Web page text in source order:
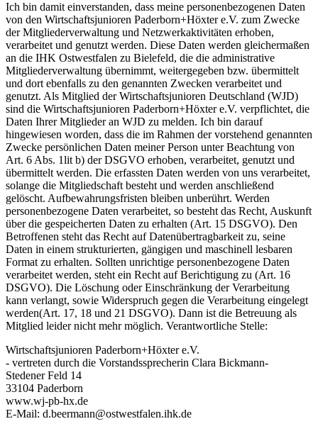
Ich bin damit einverstanden, dass meine personenbezogenen Daten
von den Wirtschaftsjunioren Paderborn+Höxter e.V. zum Zwecke
der Mitgliederverwaltung und Netzwerkaktivitäten erhoben,
verarbeitet und genutzt werden. Diese Daten werden gleichermaßen
an die IHK Ostwestfalen zu Bielefeld, die die administrative
Mitgliederverwaltung übernimmt, weitergegeben bzw. übermittelt
und dort ebenfalls zu den genannten Zwecken verarbeitet und
genutzt. Als Mitglied der Wirtschaftsjunioren Deutschland (WJD)
sind die Wirtschaftsjunioren Paderborn+Höxter e.V. verpflichtet, die
Daten Ihrer Mitglieder an WJD zu melden. Ich bin darauf
hingewiesen worden, dass die im Rahmen der vorstehend genannten
Zwecke persönlichen Daten meiner Person unter Beachtung von
Art. 6 Abs. 1lit b) der DSGVO erhoben, verarbeitet, genutzt und
übermittelt werden. Die erfassten Daten werden von uns verarbeitet,
solange die Mitgliedschaft besteht und werden anschließend
gelöscht. Aufbewahrungsfristen bleiben unberührt. Werden
personenbezogene Daten verarbeitet, so besteht das Recht, Auskunft
über die gespeicherten Daten zu erhalten (Art. 15 DSGVO). Den
Betroffenen steht das Recht auf Datenübertragbarkeit zu, seine
Daten in einem strukturierten, gängigen und maschinell lesbaren
Format zu erhalten. Sollten unrichtige personenbezogene Daten
verarbeitet werden, steht ein Recht auf Berichtigung zu (Art. 16
DSGVO). Die Löschung oder Einschränkung der Verarbeitung
kann verlangt, sowie Widerspruch gegen die Verarbeitung eingelegt
werden(Art. 17, 18 und 21 DSGVO). Dann ist die Betreuung als
Mitglied leider nicht mehr möglich. Verantwortliche Stelle:
Wirtschaftsjunioren Paderborn+Höxter e.V.
- vertreten durch die Vorstandssprecherin Clara Bickmann-
Stedener Feld 14
33104 Paderborn
www.wj-pb-hx.de
E-Mail: d.beermann@ostwestfalen.ihk.de